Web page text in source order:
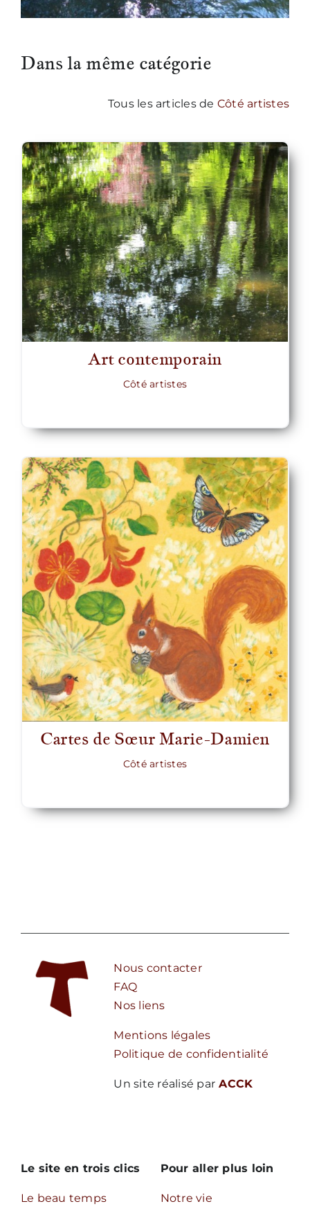
Dans la même catégorie
Tous les articles de Côté artistes
Art contemporain
Côté artistes
Cartes de Sœur Marie-Damien
Côté artistes
Le site en trois clics
Le beau temps
Pour aller plus loin
Notre vie
Nous contacter
FAQ
Nos liens
Mentions légales
Politique de confidentialité
Un site réalisé par ACCK